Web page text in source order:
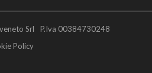
Srl
P.Iva 00384730248
Policy